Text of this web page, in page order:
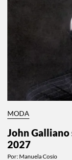
MODA
John Galliano
2027
Por: Manuela Cosío